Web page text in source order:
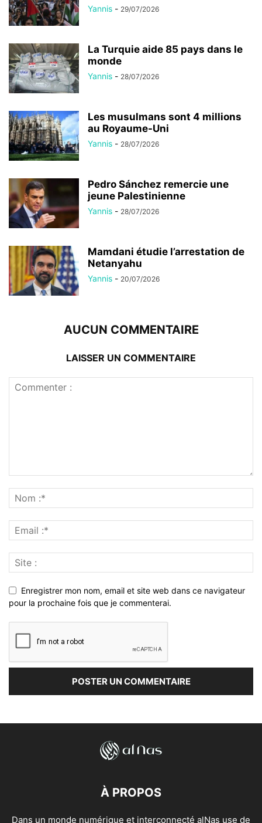
Yannis - 29/07/2026
La Turquie aide 85 pays dans le
monde
Yannis - 28/07/2026
Les musulmans sont 4 millions
au Royaume-Uni
Yannis - 28/07/2026
Pedro Sánchez remercie une
jeune Palestinienne
Yannis - 28/07/2026
Mamdani étudie l’arrestation de
Netanyahu
Yannis - 20/07/2026
AUCUN COMMENTAIRE
LAISSER UN COMMENTAIRE
Enregistrer mon nom, email et site web dans ce navigateur
pour la prochaine fois que je commenterai.
À PROPOS
Dans un monde numérique et interconnecté alNas use de